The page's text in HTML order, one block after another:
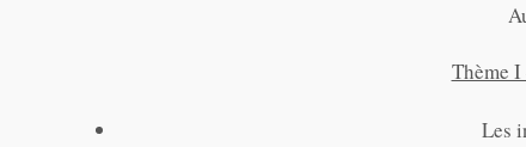
Thème
Les